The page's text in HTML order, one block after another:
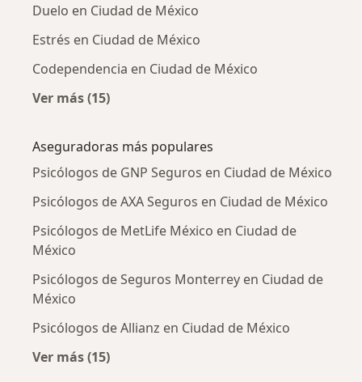
Duelo en Ciudad de México
Estrés en Ciudad de México
Codependencia en Ciudad de México
Ver más (15)
Aseguradoras más populares
Psicólogos de GNP Seguros en Ciudad de México
Psicólogos de AXA Seguros en Ciudad de México
Psicólogos de MetLife México en Ciudad de
México
Psicólogos de Seguros Monterrey en Ciudad de
México
Psicólogos de Allianz en Ciudad de México
Ver más (15)